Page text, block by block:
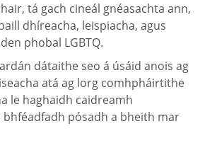
tá gach cineál gnéasachta ann,
dhíreacha, leispiacha, agus
phobal LGBTQ.
dátaithe seo á úsáid anois ag
atá ag lorg comhpháirtithe
le haghaidh caidreamh
bhféadfadh pósadh a bheith mar